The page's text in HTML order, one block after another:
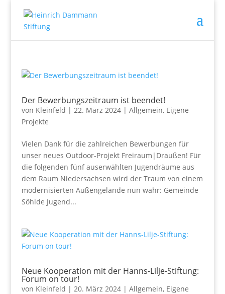
Der Bewerbungszeitraum ist beendet!
von Kleinfeld | 22. März 2024| Allgemein, Eigene
Projekte
Vielen Dank für die zahlreichen Bewerbungen für
unser neues Outdoor-Projekt Freiraum|Draußen! Für
die folgenden fünf auserwählten Jugendräume aus
dem Raum Niedersachsen wird der Traum von einem
modernisierten Außengelände nun wahr: Gemeinde
Söhlde Jugend...
Neue Kooperation mit der Hanns-Lilje-Stiftung:
Forum on tour!
von Kleinfeld | 20. März 2024| Allgemein, Eigene